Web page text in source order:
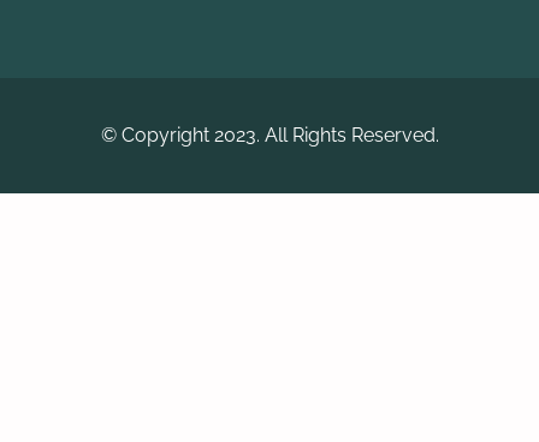
© Copyright 2023. All Rights Reserved.